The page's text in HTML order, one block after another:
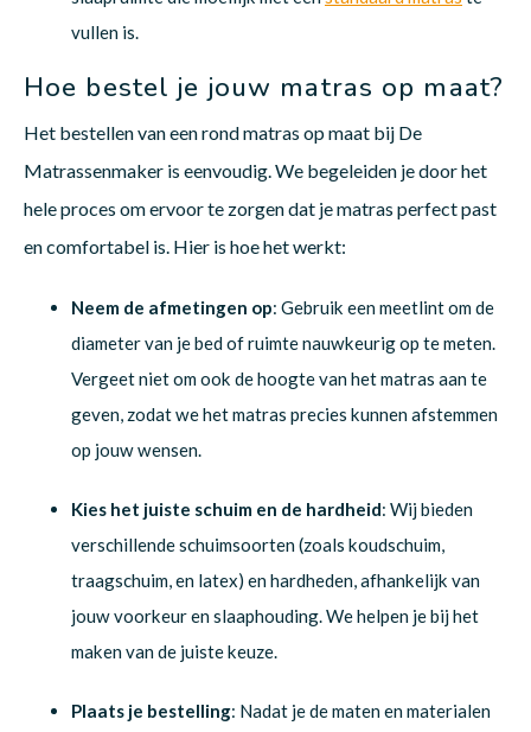
vullen is.
Hoe bestel je jouw matras op maat?
Het bestellen van een rond matras op maat bij De
Matrassenmaker is eenvoudig. We begeleiden je door het
hele proces om ervoor te zorgen dat je matras perfect past
en comfortabel is. Hier is hoe het werkt:
Neem de afmetingen op: Gebruik een meetlint om de
diameter van je bed of ruimte nauwkeurig op te meten.
Vergeet niet om ook de hoogte van het matras aan te
geven, zodat we het matras precies kunnen afstemmen
op jouw wensen.
Kies het juiste schuim en de hardheid: Wij bieden
verschillende schuimsoorten (zoals koudschuim,
traagschuim, en latex) en hardheden, afhankelijk van
jouw voorkeur en slaaphouding. We helpen je bij het
maken van de juiste keuze.
Plaats je bestelling: Nadat je de maten en materialen